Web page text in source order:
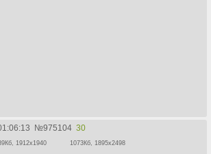
№975104 30
1912x1940 1073Кб, 1895x2498